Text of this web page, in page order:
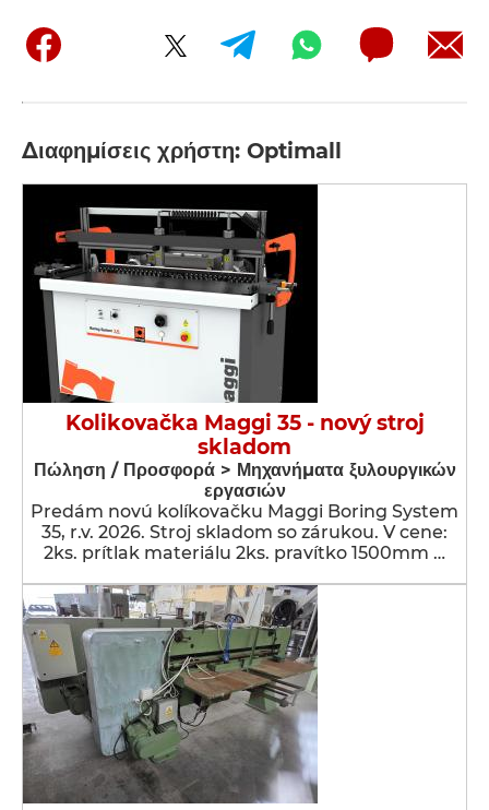
Διαφημίσεις χρήστη: Optimall
Kolikovačka Maggi 35 - nový stroj
skladom
Πώληση / Προσφορά > Μηχανήματα ξυλουργικών
εργασιών
Predám novú kolíkovačku Maggi Boring System
35, r.v. 2026. Stroj skladom so zárukou. V cene:
2ks. prítlak materiálu 2ks. pravítko 1500mm …